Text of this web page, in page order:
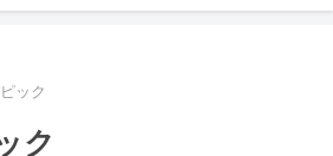
ック
ク